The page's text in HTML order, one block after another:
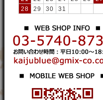
28
29 30 31